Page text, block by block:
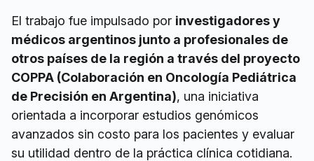
El trabajo fue impulsado por investigadores y
médicos argentinos junto a profesionales de
otros países de la región a través del proyecto
COPPA (Colaboración en Oncología Pediátrica
de Precisión en Argentina), una iniciativa
orientada a incorporar estudios genómicos
avanzados sin costo para los pacientes y evaluar
su utilidad dentro de la práctica clínica cotidiana.